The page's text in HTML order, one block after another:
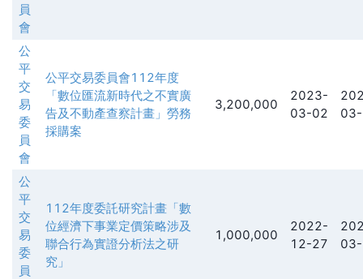
員
會
公
平
交
易
委
員
會
公平交易委員會112年度
「數位匯流新時代之不實廣
告及不動產查察計畫」勞務
採購案
3,200,000
2023-
03-02
公
平
交
易
委
員
112年度委託研究計畫「數
位經濟下事業定價策略涉及
聯合行為實證分析法之研
究」
1,000,000
2022-
12-27